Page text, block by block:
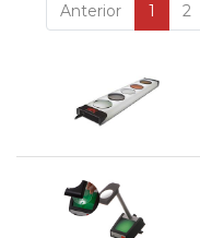
Anterior 1 2